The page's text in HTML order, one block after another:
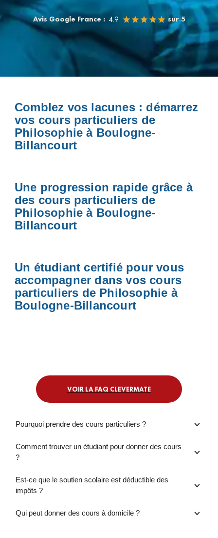
Avis Google France : 4.9 sur 5
Comblez vos lacunes : démarrez
vos cours particuliers de
Philosophie à Boulogne-
Billancourt
Une progression rapide grâce à
des cours particuliers de
Philosophie à Boulogne-
Billancourt
Un étudiant certifié pour vous
accompagner dans vos cours
particuliers de Philosophie à
Boulogne-Billancourt
VOIR LA FAQ CLEVERMATE
Pourquoi prendre des cours particuliers ?
Comment trouver un étudiant pour donner des cours
?
Est-ce que le soutien scolaire est déductible des
impôts ?
Qui peut donner des cours à domicile ?